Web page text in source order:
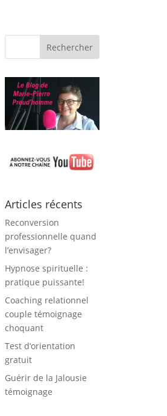
Articles récents
Reconversion
professionnelle quand
l’envisager?
Hypnose spirituelle :
pratique puissante!
Coaching relationnel
couple témoignage
choquant
Test d’orientation
gratuit
Guérir de la Jalousie
témoignage